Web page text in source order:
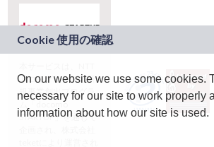
ドコモグループの新
規事業創出プログラ
ム「docomo
STARTUP」を通じて
On our website we use some cookies.
necessary for our site to work properly
information about how our site is used.